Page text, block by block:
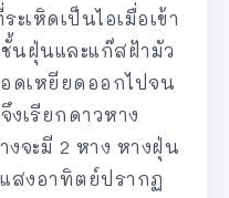
เหิดเป็นไอเมื่อเข้า
นฝุ่นและแก๊สฝ้ามัว
ดเหยียดออกไปจน
งเรียกดาวหาง
จะมี 2 หาง หางฝุ่น
สงอาทิตย์ปรากฏ